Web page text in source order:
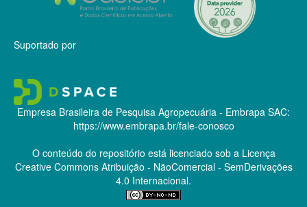
Suportado por
Empresa Brasileira de Pesquisa Agropecuária - Embrapa SAC:
https://www.embrapa.br/fale-conosco
O conteúdo do repositório está licenciado sob a Licença
Creative CommonsAtribuição - NãoComercial - SemDerivações
4.0 Internacional.